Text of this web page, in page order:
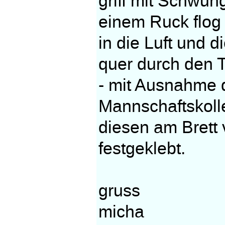
einem Ruck
in die Luft und
quer durch den
- mit Ausnahme
diesen am Brett
festgeklebt.
gruss
micha